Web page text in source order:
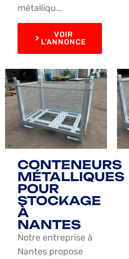
métalliqu…
VOIR
L'ANNONCE
CONTENEURS
MÉTALLIQUES
POUR
STOCKAGE
À
NANTES
Notre entreprise à
Nantes propose